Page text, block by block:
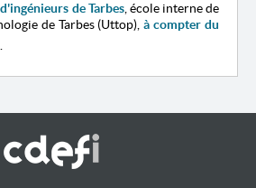
de Tarbes, école interne de
de Tarbes (Uttop),à compter du